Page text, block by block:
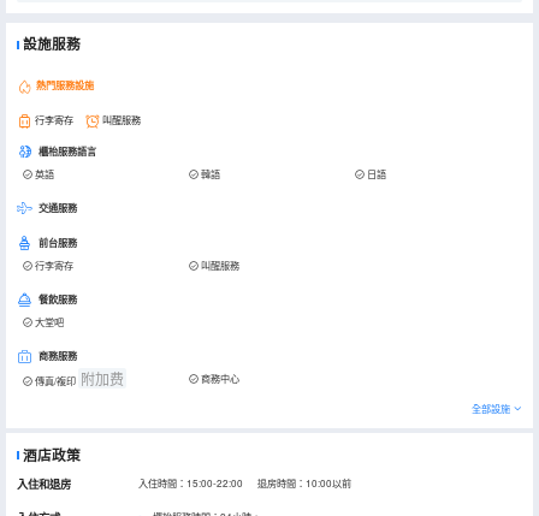
設施服務
熱門服務設施
行李寄存 叫醒服務
櫃枱服務語言
英語 韓語 日語
交通服務
前台服務
行李寄存 叫醒服務
餐飲服務
大堂吧
商務服務
傳真/複印 附加费 商務中心
全部設施
酒店政策
入住和退房 入住時間：15:00-22:00 退房時間：10:00以前